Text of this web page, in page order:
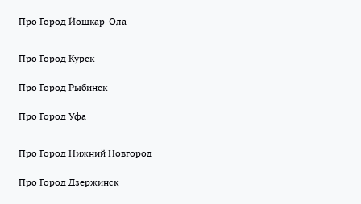
Про Город Йошкар-Ола
Про Город Курск
Про Город Рыбинск
Про Город Уфа
Про Город Нижний Новгород
Про Город Дзержинск